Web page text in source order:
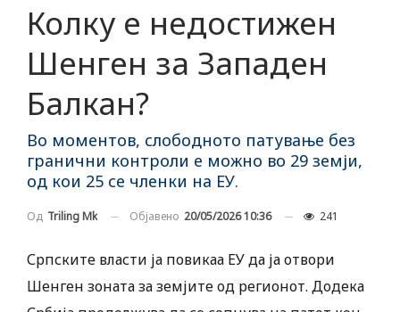
Колку е недостижен
Шенген за Западен
Балкан?
Во моментов, слободното патување без
гранични контроли е можно во 29 земји,
од кои 25 се членки на ЕУ.
Од Triling Mk Објавено 20/05/2026 10:36 241
Српските власти ја повикаа ЕУ да ја отвори
Шенген зоната за земјите од регионот. Додека